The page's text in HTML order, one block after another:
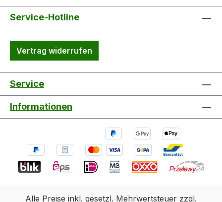
Service-Hotline
Vertrag widerrufen
Service
Informationen
Alle Preise inkl. gesetzl. Mehrwertsteuer zzgl.